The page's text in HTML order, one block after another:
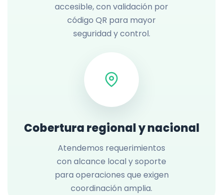
accesible, con validación por
código QR para mayor
seguridad y control.
Cobertura regional y nacional
Atendemos requerimientos
con alcance local y soporte
para operaciones que exigen
coordinación amplia.